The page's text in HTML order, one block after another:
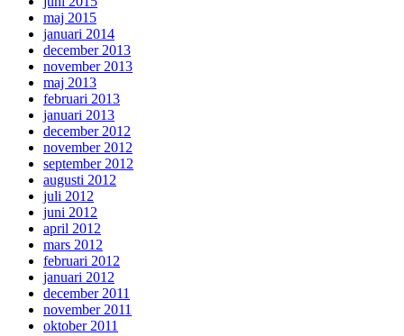
maj 2015
januari 2014
december 2013
november 2013
maj 2013
februari 2013
januari 2013
december 2012
november 2012
september 2012
augusti 2012
juli 2012
juni 2012
april 2012
mars 2012
februari 2012
januari 2012
december 2011
november 2011
oktober 2011